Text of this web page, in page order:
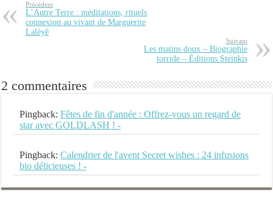
Précédent
L’Autre Terre : méditations, rituels
connexion au vivant de Marguerite
Lalèyê
Suivant
Les matins doux – Biographie
torride – Éditions Steinkis
2 commentaires
Pingback:Fêtes de fin d'année : Offrez-vous un regard de
star avec GOLDLASH ! -
Pingback:Calendrier de l'avent Secret wishes : 24 infusions
bio délicieuses ! -